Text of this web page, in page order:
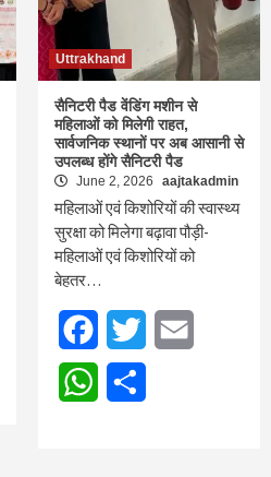
Uttrakhand
सैनिटरी पैड वेंडिंग मशीन से
महिलाओं को मिलेगी राहत,
सार्वजनिक स्थानों पर अब आसानी से
उपलब्ध होंगे सैनिटरी पैड
June 2, 2026 aajtakadmin
महिलाओं एवं किशोरियों की स्वास्थ्य
सुरक्षा को मिलेगा बढ़ावा पौड़ी-
महिलाओं एवं किशोरियों को
बेहतर…
FacebookTwitter
WhatsApp